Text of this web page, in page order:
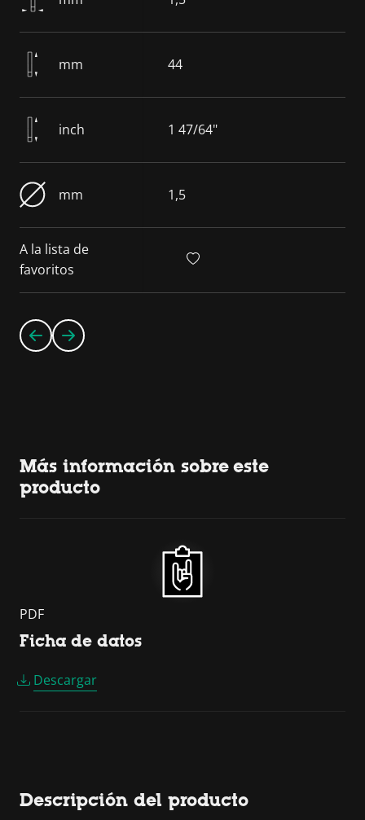
mm 44
inch 1 47/64"
mm 1,5
A la lista de
favoritos
Más información sobre este
producto
PDF
Ficha de datos
Descargar
Descripción del producto